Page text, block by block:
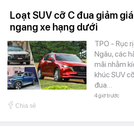
Loạt SUV cỡ C đua giảm
ngang xe hạng dưới
TPO - Rục
Ngâu, các
mãi nhằm
khúc SUV
đua…
4 giờ trước
Chia sẻ